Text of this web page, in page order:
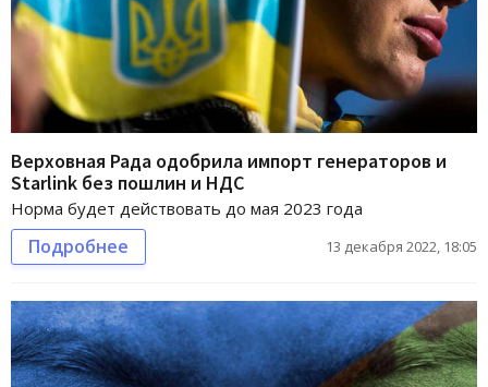
Верховная Рада одобрила импорт генераторов и
Starlink без пошлин и НДС
Норма будет действовать до мая 2023 года
Подробнее 13 декабря 2022, 18:05